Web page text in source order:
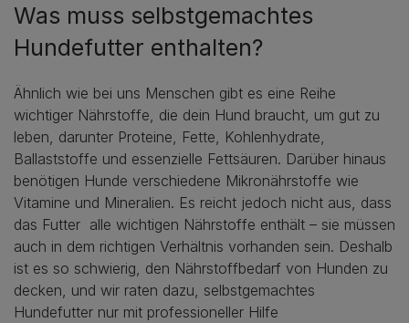
Was muss selbstgemachtes
Hundefutter enthalten?
Ähnlich wie bei uns Menschen gibt es eine Reihe
wichtiger Nährstoffe, die dein Hund braucht, um gut zu
leben, darunter Proteine, Fette, Kohlenhydrate,
Ballaststoffe und essenzielle Fettsäuren. Darüber hinaus
benötigen Hunde verschiedene Mikronährstoffe wie
Vitamine und Mineralien. Es reicht jedoch nicht aus, dass
das Futter alle wichtigen Nährstoffe enthält – sie müssen
auch in dem richtigen Verhältnis vorhanden sein. Deshalb
ist es so schwierig, den Nährstoffbedarf von Hunden zu
decken, und wir raten dazu, selbstgemachtes
Hundefutter nur mit professioneller Hilfe